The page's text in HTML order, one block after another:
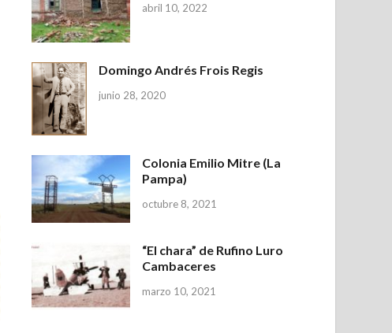
abril 10, 2022
Domingo Andrés Frois Regis
junio 28, 2020
Colonia Emilio Mitre (La
Pampa)
octubre 8, 2021
“El chara” de Rufino Luro
Cambaceres
marzo 10, 2021